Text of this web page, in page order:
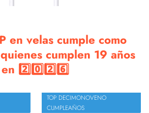
en velas cumple como
cumplen 19 años
en 2️⃣0️⃣2️⃣6️⃣
TOP DECIMONOVENO
CUMPLEAÑOS